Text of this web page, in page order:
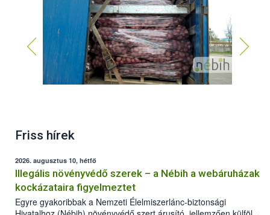
Friss hírek
2026. augusztus 10, hétfő
Illegális növényvédő szerek – a Nébih a webáruházak
kockázataira figyelmeztet
Egyre gyakoribbak a Nemzeti Élelmiszerlánc-biztonsági